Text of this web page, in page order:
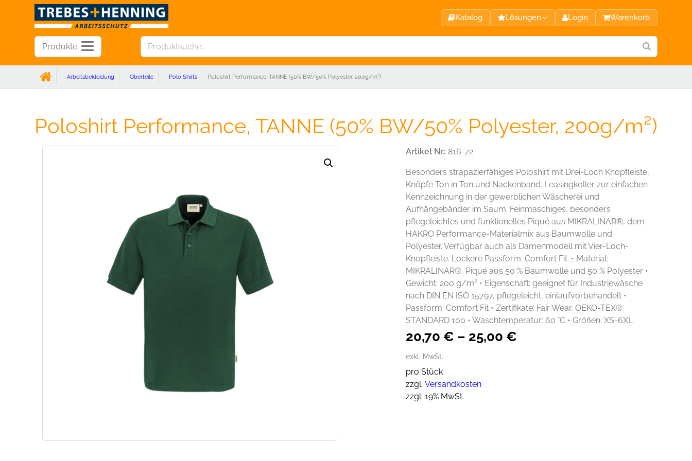
Katalog Lösungen Login Warenkorb
Produkte
Arbeitsbekleidung Oberteile Polo Shirts Poloshirt Performance, TANNE (50% BW/50% Polyester, 200g/m²)
Poloshirt Performance, TANNE (50% BW/50% Polyester, 200g/m²)
Artikel Nr.: 816-72
Besonders strapazierfähiges Poloshirt mit Drei-Loch Knopfleiste,
Knöpfe Ton in Ton und Nackenband. Leasingkoller zur einfachen
Kennzeichnung in der gewerblichen Wäscherei und
Aufhängebänder im Saum. Feinmaschiges, besonders
pflegeleichtes und funktionelles Piqué aus MIKRALINAR®, dem
HAKRO Performance-Materialmix aus Baumwolle und
Polyester. Verfügbar auch als Damenmodell mit Vier-Loch-
Knopfleiste. Lockere Passform: Comfort Fit. • Material:
MIKRALINAR®, Piqué aus 50 % Baumwolle und 50 % Polyester •
Gewicht: 200 g/m² • Eigenschaft: geeignet für Industriewäsche
nach DIN EN ISO 15797, pflegeleicht, einlaufvorbehandelt •
Passform: Comfort Fit • Zertifikate: Fair Wear, OEKO-TEX®
STANDARD 100 • Waschtemperatur: 60 °C • Größen: XS-6XL
20,70 € – 25,00 €
exkl. MwSt.
pro Stück
zzgl. Versandkosten
zzgl. 19% MwSt.